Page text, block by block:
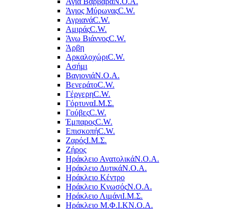
Άγιος ΜύρωναςC.W.
ΑγριανάC.W.
ΑμιράςC.W.
Άνω ΒιάννοςC.W.
Άρβη
ΑρκαλοχώριC.W.
Ασήμι
ΒαγιονιάΝ.Ο.Α.
ΒενεράτοC.W.
ΓέργερηC.W.
ΓόρτυναΙ.Μ.Σ.
ΓούβεςC.W.
ΈμπαροςC.W.
ΕπισκοπήC.W.
ΖαρόςΙ.Μ.Σ.
Ζήρος
Ηράκλειο ΑνατολικάΝ.Ο.Α.
Ηράκλειο ΔυτικάΝ.Ο.Α.
Ηράκλειο Κέντρο
Ηράκλειο ΚνωσόςΝ.Ο.Α.
Ηράκλειο ΛιμάνιΙ.Μ.Σ.
Ηράκλειο Μ.Φ.Ι.ΚΝ.Ο.Α.